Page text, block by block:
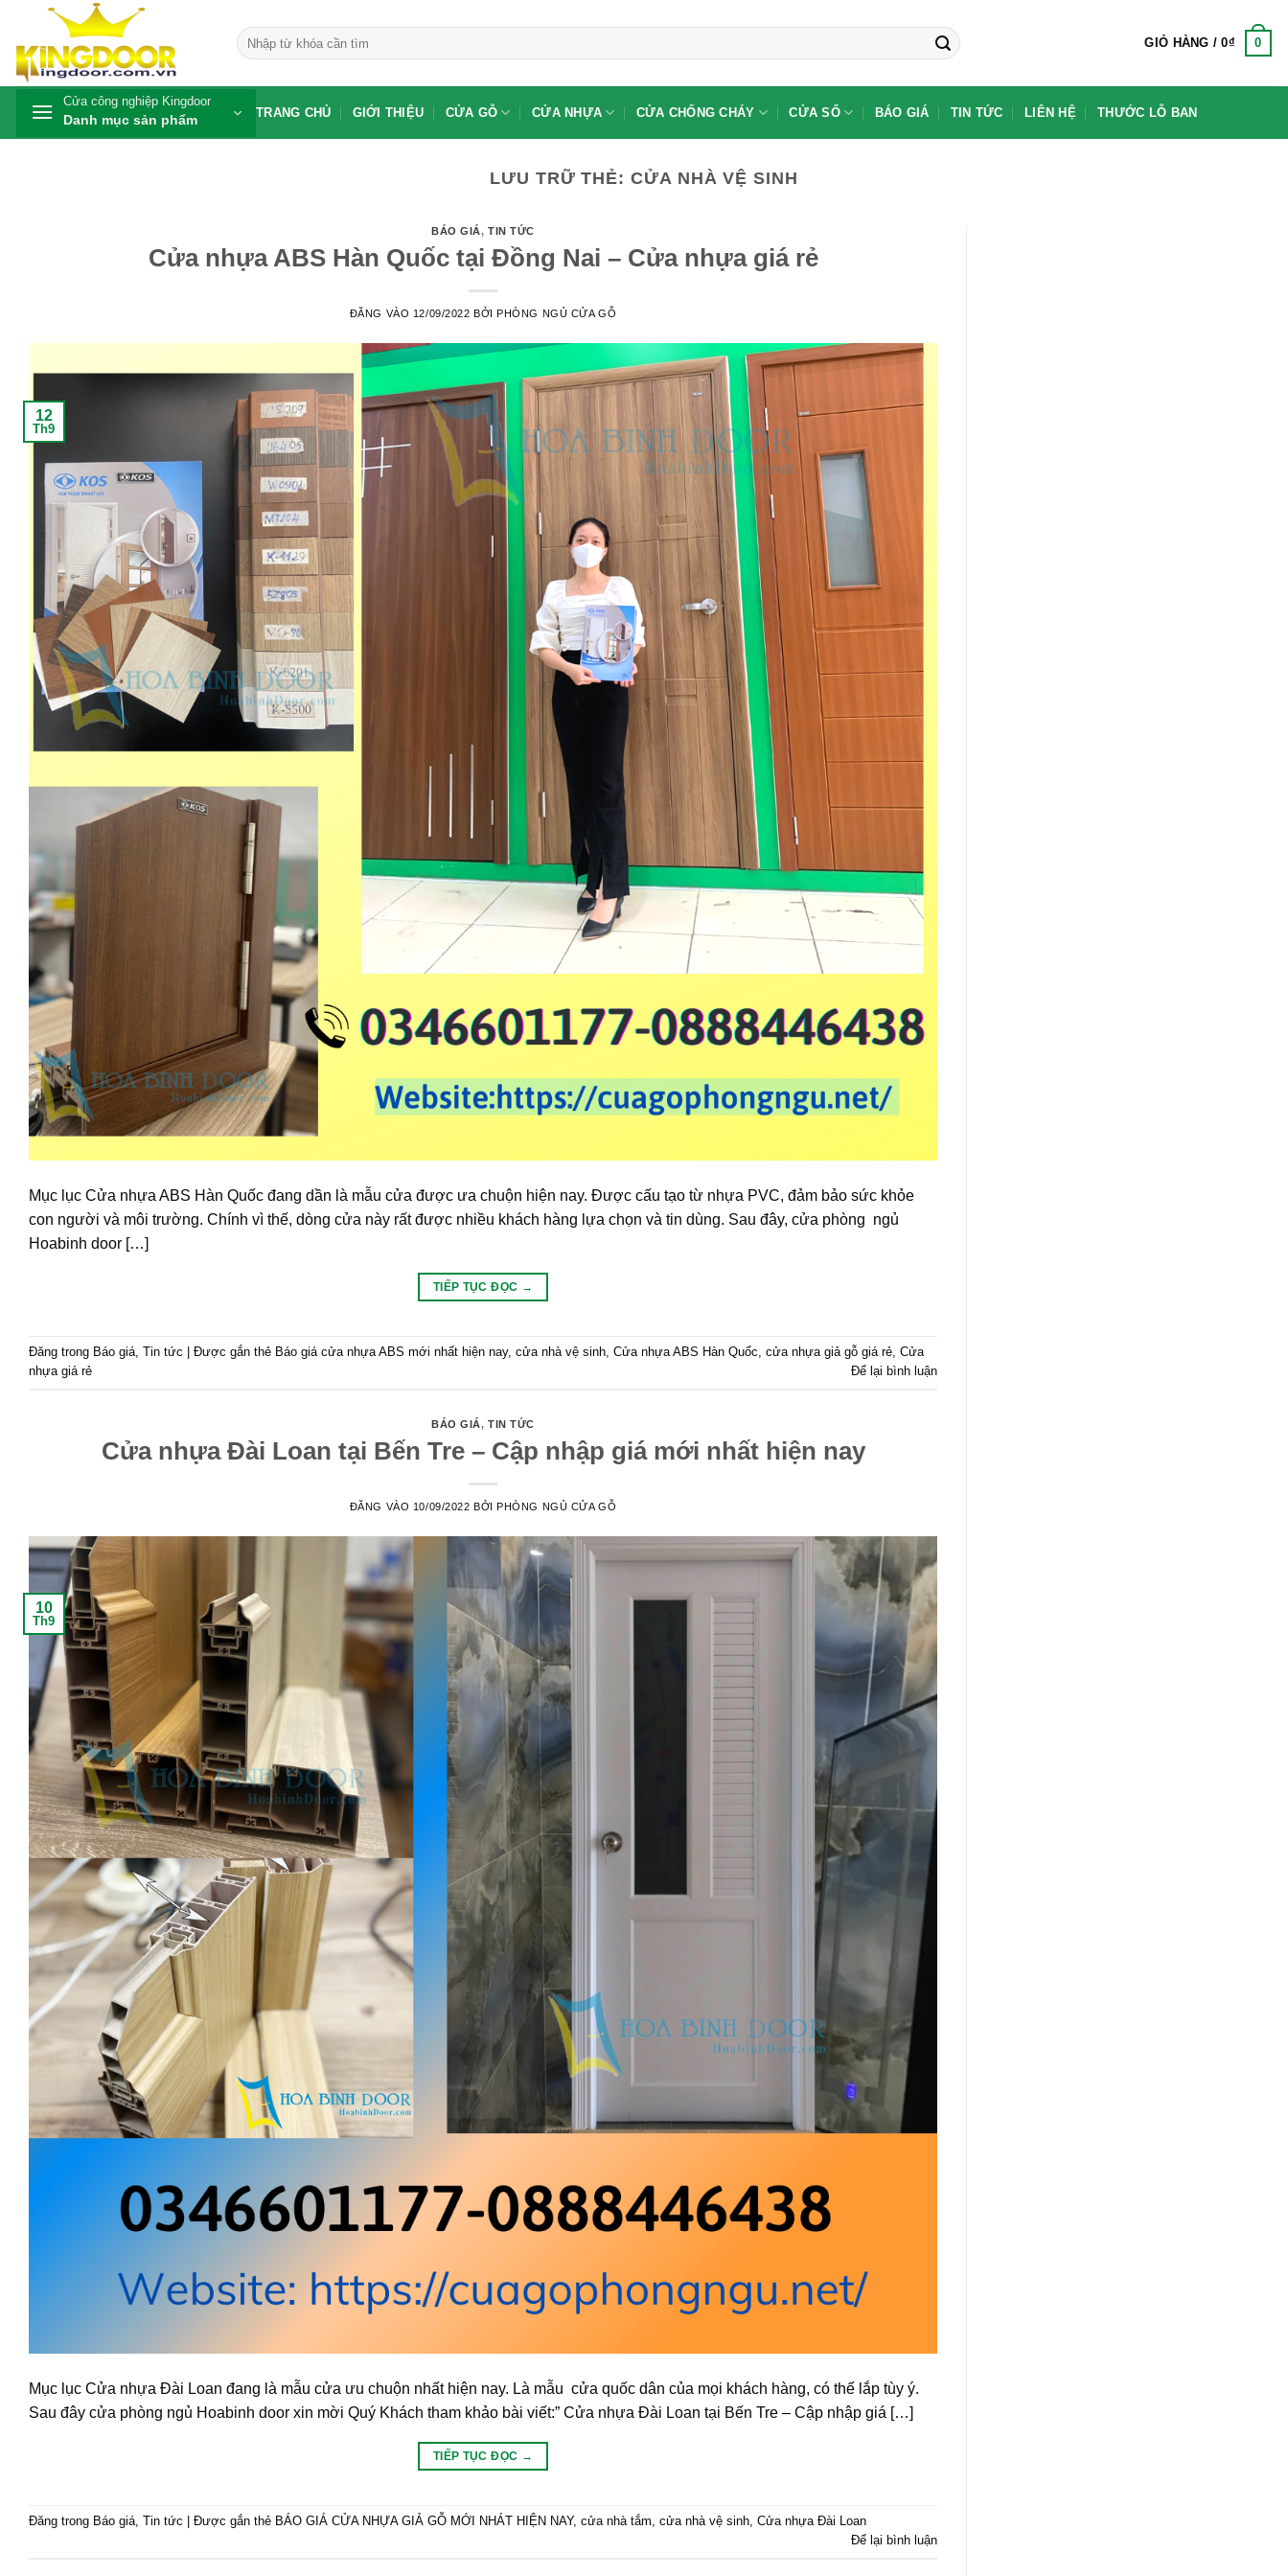
nội
dung
Tìm
kiếm:
GIỎ HÀNG /0₫ 0
Cửa công nghiệp Kingdoor
Danh mục sản phẩm TRANG CHỦ GIỚI THIỆU CỬA GỖ CỬA NHỰA CỬA CHỐNG CHÁY CỬA SỔ BÁO GIÁ TIN TỨC LIÊN HỆ THƯỚC LỖ BAN
LƯU TRỮ THẺ:CỬA NHÀ VỆ SINH
BÁO GIÁ,TIN TỨC
Cửa nhựa ABS Hàn Quốc tại Đồng Nai – Cửa nhựa giá rẻ
ĐĂNG VÀO 12/09/2022 BỞIPHÒNG NGỦ CỬA GỖ
12
Th9
Mục lục Cửa nhựa ABS Hàn Quốc đang dần là mẫu cửa được ưa chuộn hiện nay. Được cấu tạo từ nhựa PVC, đảm bảo sức khỏe
con người và môi trường. Chính vì thế, dòng cửa này rất được nhiều khách hàng lựa chọn và tin dùng. Sau đây, cửa phòng ngủ
Hoabinh door […]
TIẾP TỤC ĐỌC →
Đăng trong Báo giá, Tin tức Được gắn thẻ Báo giá cửa nhựa ABS mới nhất hiện nay, cửa nhà vệ sinh, Cửa nhựa ABS Hàn Quốc, cửa nhựa giả gỗ giá rẻ, Cửa
nhựa giá rẻ
Để lại bình luận
BÁO GIÁ,TIN TỨC
Cửa nhựa Đài Loan tại Bến Tre – Cập nhập giá mới nhất hiện nay
ĐĂNG VÀO 10/09/2022 BỞIPHÒNG NGỦ CỬA GỖ
10
Th9
Mục lục Cửa nhựa Đài Loan đang là mẫu cửa ưu chuộn nhất hiện nay. Là mẫu cửa quốc dân của mọi khách hàng, có thế lắp tùy ý.
Sau đây cửa phòng ngủ Hoabinh door xin mời Quý Khách tham khảo bài viết:” Cửa nhựa Đài Loan tại Bến Tre – Cập nhập giá […]
TIẾP TỤC ĐỌC →
Đăng trong Báo giá, Tin tức Được gắn thẻ BÁO GIÁ CỬA NHỰA GIẢ GỖ MỚI NHÁT HIỆN NAY, cửa nhà tắm, cửa nhà vệ sinh, Cửa nhựa Đài Loan
Để lại bình luận